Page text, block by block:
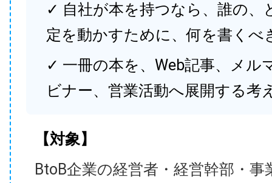
✓ 自社が本を持つなら、誰の、
定を動かすために、何を書くべ
✓ 一冊の本を、Web記事、メル
ビナー、営業活動へ展開する考
【対象】
BtoB企業の経営者・経営幹部・事